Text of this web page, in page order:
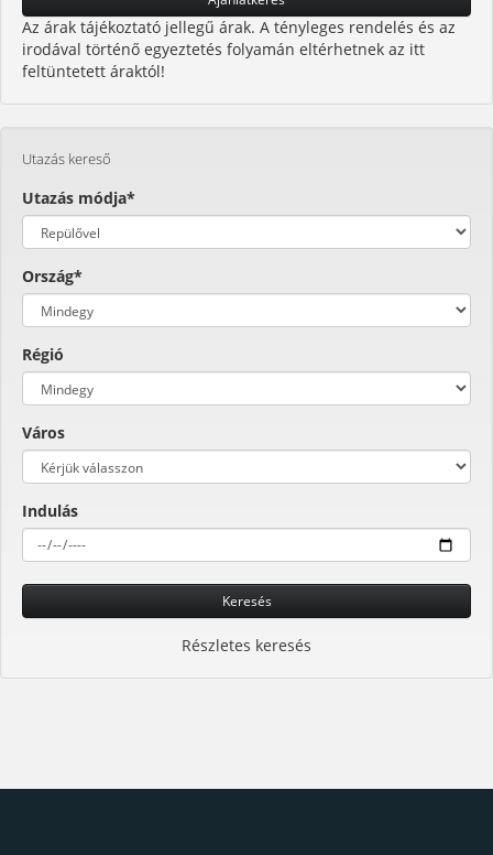
Az árak tájékoztató jellegű árak. A tényleges rendelés és az
irodával történő egyeztetés folyamán eltérhetnek az itt
feltüntetett áraktól!
Utazás kereső
Utazás módja*
Ország*
Régió
Város
Indulás
Keresés
Részletes keresés